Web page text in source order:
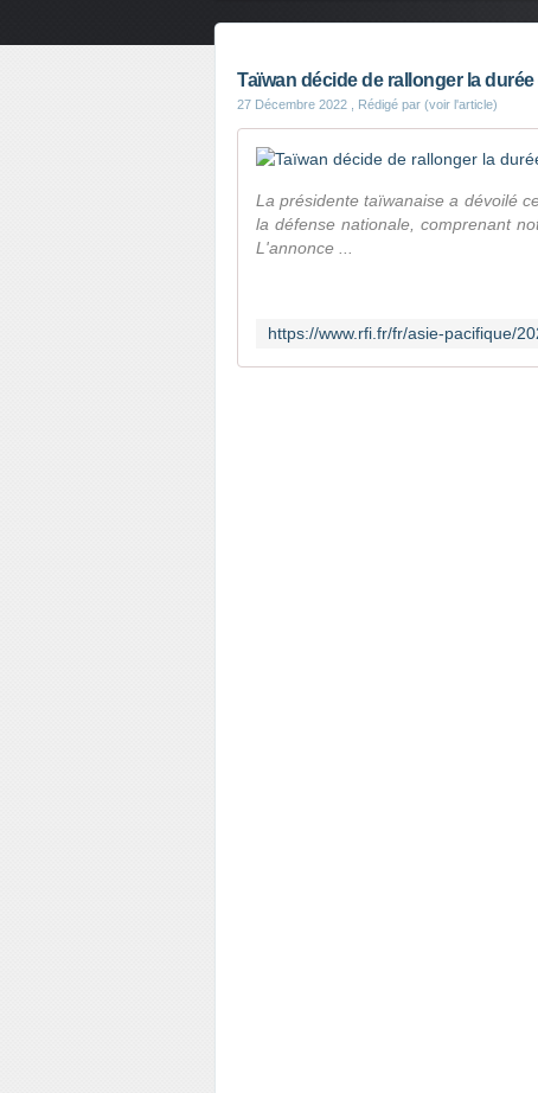
Taïwan décide de rallonger la
27 Décembre 2022 , Rédigé par (voir l'article)
La présidente taïwanaise a dévoilé
la défense nationale, comprenant
L'annonce ...